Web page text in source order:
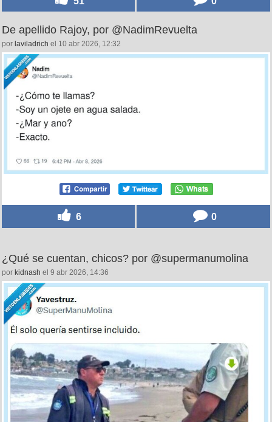
De apellido Rajoy, por @NadimRevuelta
por laviladrich el 10 abr 2026, 12:32
6 0
¿Qué se cuentan, chicos? por @supermanumolina
por kidnash el 9 abr 2026, 14:36